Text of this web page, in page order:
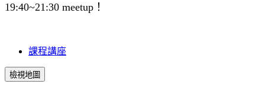
19:40~21:30 meetup！
課程講座
檢視地圖